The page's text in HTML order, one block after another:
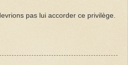
pas lui accorder ce privilège.